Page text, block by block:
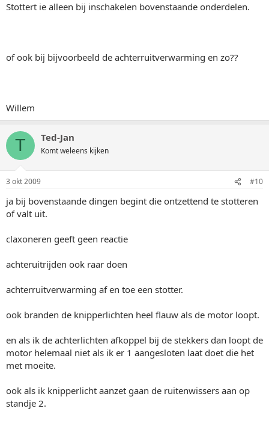
Stottert ie alleen bij inschakelen bovenstaande onderdelen.
of ook bij bijvoorbeeld de achterruitverwarming en zo??
Willem
T Ted-Jan
Komt weleens kijken
3 okt 2009 #10
ja bij bovenstaande dingen begint die ontzettend te stotteren
of valt uit.
claxoneren geeft geen reactie
achteruitrijden ook raar doen
achterruitverwarming af en toe een stotter.
ook branden de knipperlichten heel flauw als de motor loopt.
en als ik de achterlichten afkoppel bij de stekkers dan loopt de
motor helemaal niet als ik er 1 aangesloten laat doet die het
met moeite.
ook als ik knipperlicht aanzet gaan de ruitenwissers aan op
standje 2.